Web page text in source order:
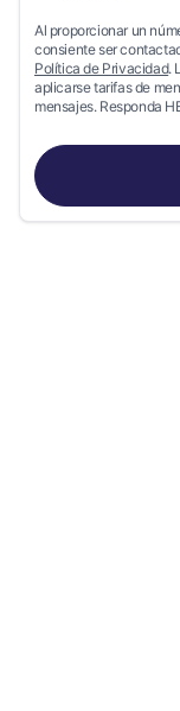
Al proporcionar un
consiente ser
Política de Privacidad.
aplicarse tarifas de
mensajes. Responda